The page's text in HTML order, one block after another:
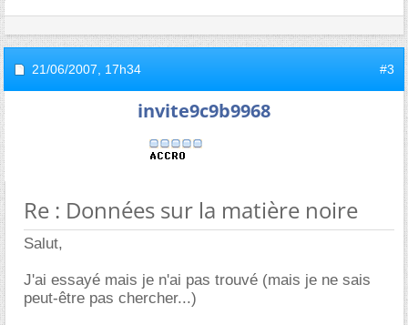
21/06/2007, 17h34 #3
invite9c9b9968
Re : Données sur la matière noire
Salut,
J'ai essayé mais je n'ai pas trouvé (mais je ne sais
peut-être pas chercher...)